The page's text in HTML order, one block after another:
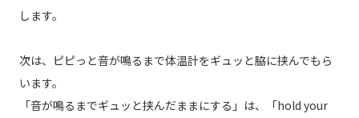
します。
次は、ピピっと音が鳴るまで体温計をギュッと脇に挟んでもら
います。
「音が鳴るまでギュッと挟んだままにする」は、「hold your